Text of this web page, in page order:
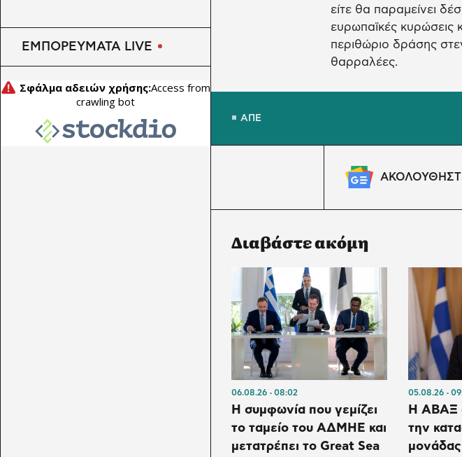
είτε θα παραμείνει
ευρωπαϊκές κυρώσεις
περιθώριο δράσης
θαρραλέες.
ΑΠΕ
Διαβάστε ακόμη
06.08.26 08:02
Η συμφωνία που γεμίζει
το ταμείο του ΑΔΜΗΕ και
μετατρέπει το Great Sea
05.08.26
Η ΑΒΑΞ
την
μονάδας
ΕΜΠΟΡΕΥΜΑΤΑ LIVE